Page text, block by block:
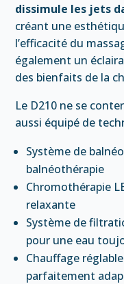
dissimule les jets
créant une
l’efficacité du
également un
des bienfaits de la
Le D210 ne se
aussi équipé de
Système de
balnéothérapie
Chromothérapie
relaxante
Système de
pour une eau
Chauffage
parfaitement